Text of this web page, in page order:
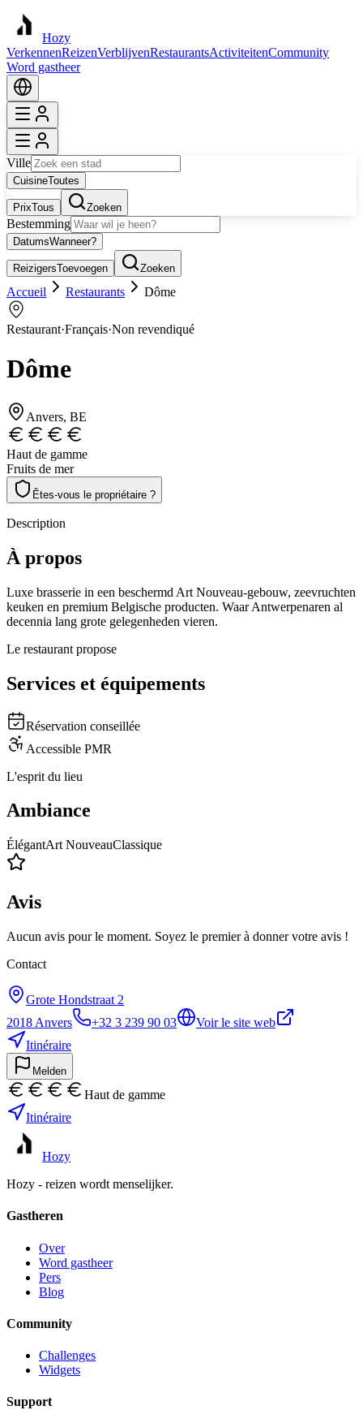
Hozy
VerkennenReizenVerblijvenRestaurantsActiviteitenCommunity
Word gastheer
Ville
CuisineToutes
PrixTous Zoeken
Bestemming
DatumsWanneer?
ReizigersToevoegen Zoeken
Accueil Restaurants Dôme
Restaurant·Français·Non revendiqué
Dôme
Anvers, BE
Haut de gamme
Fruits de mer
Êtes-vous le propriétaire ?
Description
À propos
Luxe brasserie in een beschermd Art Nouveau-gebouw, zeevruchten
keuken en premium Belgische producten. Waar Antwerpenaren al
decennia lang grote gelegenheden vieren.
Le restaurant propose
Services et équipements
Réservation conseillée
Accessible PMR
L'esprit du lieu
Ambiance
ÉlégantArt NouveauClassique
Avis
Aucun avis pour le moment. Soyez le premier à donner votre avis !
Contact
Grote Hondstraat 2
2018 Anvers +32 3 239 90 03
Voir le site web
Itinéraire
Melden
Haut de gamme
Itinéraire
Hozy
Hozy - reizen wordt menselijker.
Gastheren
Over
Word gastheer
Pers
Blog
Community
Challenges
Widgets
Support